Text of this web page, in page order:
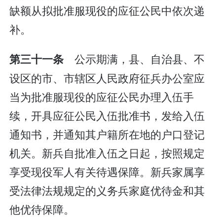
缺额从拟批准服现役的应征公民中依次递
补。
第三十一条 公示期满，县、自治县、不
设区的市、市辖区人民政府征兵办公室应
当为批准服现役的应征公民办理入伍手
续，开具应征公民入伍批准书，发给入伍
通知书，并通知其户籍所在地的户口登记
机关。新兵自批准入伍之日起，按照规定
享受现役军人有关待遇保障。新兵家属享
受法律法规规定的义务兵家庭优待金和其
他优待保障。